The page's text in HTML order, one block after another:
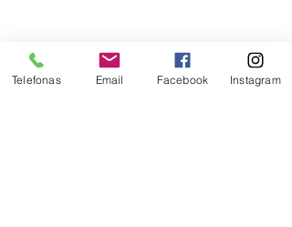
Telefonas Email Facebook Instagram